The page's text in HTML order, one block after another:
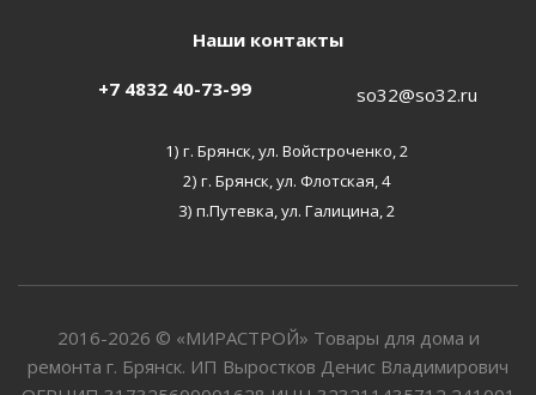
Наши контакты
+7 4832 40-73-99 so32@so32.ru
1) г. Брянск, ул. Войстроченко, 2
2) г. Брянск, ул. Флотская, 4
3) п.Путевка, ул. Галицина, 2
2016-2026 © «МИРАСТРОЙ» Товары для дома и
ремонта г. Брянск. ИП Выростков Денис Владимирович